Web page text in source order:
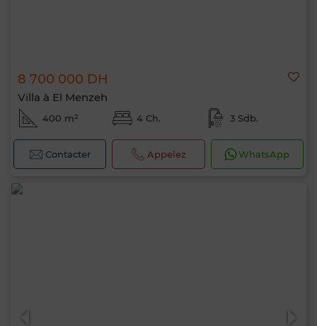
8 700 000 DH
Villa à El Menzeh
400 m² 4 Ch. 3 Sdb.
Contacter Appelez WhatsApp